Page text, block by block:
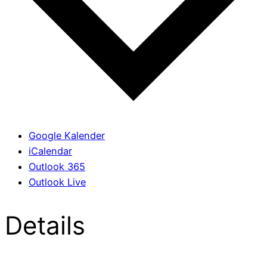
Google Kalender
iCalendar
Outlook 365
Outlook Live
Details